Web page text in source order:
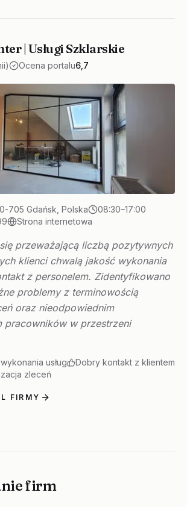
| Usługi Szklarskie
Ocena portalu6,7
705 Gdańsk, Polska
08:30–17:00
Strona internetowa
przeważającą liczbą pozytywnych
klienci chwalą jakość wykonania
z personelem. Zidentyfikowano
problemy z terminowością
oraz nieodpowiednim
pracowników w przestrzeni
usług
Dobry kontakt z klientem
zleceń
FIRMY
firm